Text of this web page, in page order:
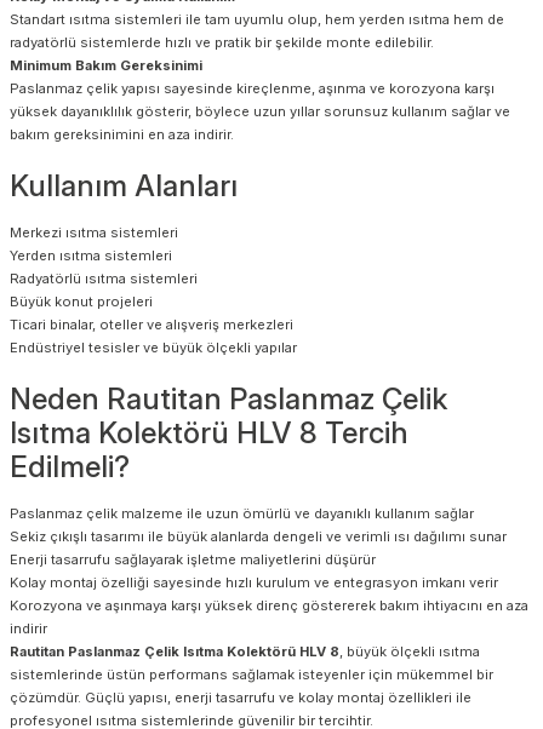
Standart ısıtma sistemleri ile tam uyumlu olup, hem yerden ısıtma hem de
radyatörlü sistemlerde hızlı ve pratik bir şekilde monte edilebilir.
Minimum Bakım Gereksinimi
Paslanmaz çelik yapısı sayesinde kireçlenme, aşınma ve korozyona karşı
yüksek dayanıklılık gösterir, böylece uzun yıllar sorunsuz kullanım sağlar ve
bakım gereksinimini en aza indirir.
Kullanım Alanları
Merkezi ısıtma sistemleri
Yerden ısıtma sistemleri
Radyatörlü ısıtma sistemleri
Büyük konut projeleri
Ticari binalar, oteller ve alışveriş merkezleri
Endüstriyel tesisler ve büyük ölçekli yapılar
Neden Rautitan Paslanmaz Çelik
Isıtma Kolektörü HLV 8 Tercih
Edilmeli?
Paslanmaz çelik malzeme ile uzun ömürlü ve dayanıklı kullanım sağlar
Sekiz çıkışlı tasarımı ile büyük alanlarda dengeli ve verimli ısı dağılımı sunar
Enerji tasarrufu sağlayarak işletme maliyetlerini düşürür
Kolay montaj özelliği sayesinde hızlı kurulum ve entegrasyon imkanı verir
Korozyona ve aşınmaya karşı yüksek direnç göstererek bakım ihtiyacını en aza
indirir
Rautitan Paslanmaz Çelik Isıtma Kolektörü HLV 8 , büyük ölçekli ısıtma
sistemlerinde üstün performans sağlamak isteyenler için mükemmel bir
çözümdür. Güçlü yapısı, enerji tasarrufu ve kolay montaj özellikleri ile
profesyonel ısıtma sistemlerinde güvenilir bir tercihtir.